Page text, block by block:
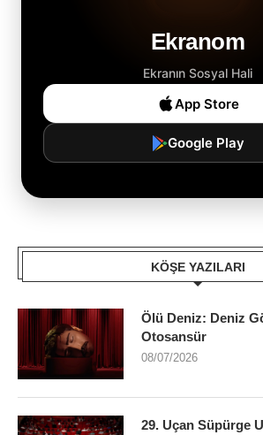
Ekranom
Ekranın Sosyal Hali
App Store
Google Play
KÖŞE YAZILARI
Ölü Deniz: Deniz
Otosansür
08/07/2026
29. Uçan Süpürge